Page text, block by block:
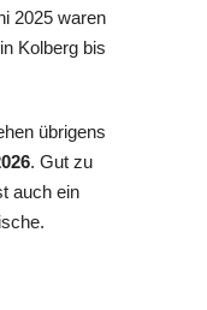
2025 waren
Kolberg bis
übrigens
. Gut zu
auch ein